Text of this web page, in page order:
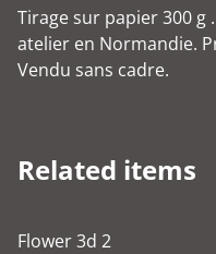
Tirage sur papier 300
atelier en Normandie.
Vendu sans cadre.
Related items
Flower 3d 2